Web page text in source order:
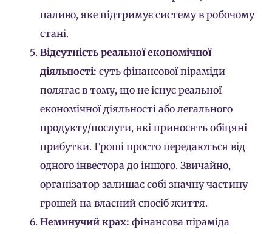
паливо, яке підтримує систему в робочому
стані.
Відсутність реальної економічної
діяльності: суть фінансової піраміди
полягає в тому, що не існує реальної
економічної діяльності або легального
продукту/послуги, які приносять обіцяні
прибутки. Гроші просто передаються від
одного інвестора до іншого. Звичайно,
організатор залишає собі значну частину
грошей на власний спосіб життя.
Неминучий крах: фінансова піраміда